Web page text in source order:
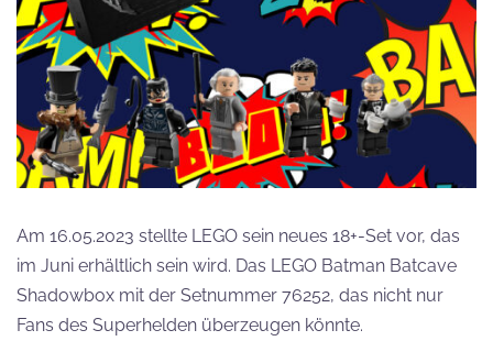
Am 16.05.2023 stellte LEGO sein neues 18+-Set vor, das
im Juni erhältlich sein wird. Das LEGO Batman Batcave
Shadowbox mit der Setnummer 76252, das nicht nur
Fans des Superhelden überzeugen könnte.